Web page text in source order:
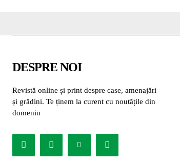
DESPRE NOI
Revistă online și print despre case, amenajări
și grădini. Te ținem la curent cu noutățile din
domeniu